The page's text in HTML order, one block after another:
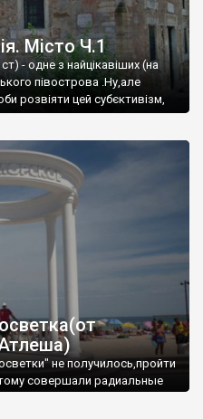
Місто Ч.1
- одне з найцікавіших (на
півострова .Ну,але
розвіяти цей субєктивізм,
не получилось,пройти
совершали радиальные